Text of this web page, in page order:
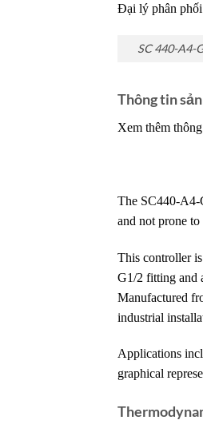
Đại lý phân
SC 440-A4-
Thông tin
Xem thêm
The SC440-A4-
and not prone
This controller
G1/2 fitting and
Manufactured
industrial
Applications
graphical